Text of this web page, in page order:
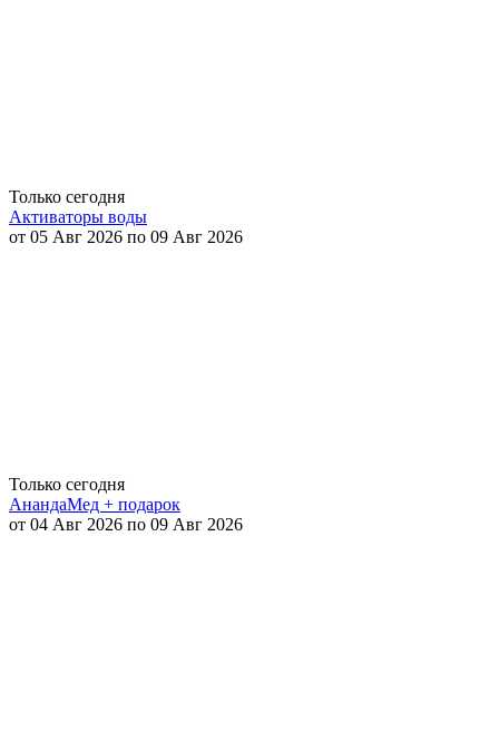
Только сегодня
Активаторы воды
от 05 Авг 2026 по 09 Авг 2026
Только сегодня
АнандаМед + подарок
от 04 Авг 2026 по 09 Авг 2026